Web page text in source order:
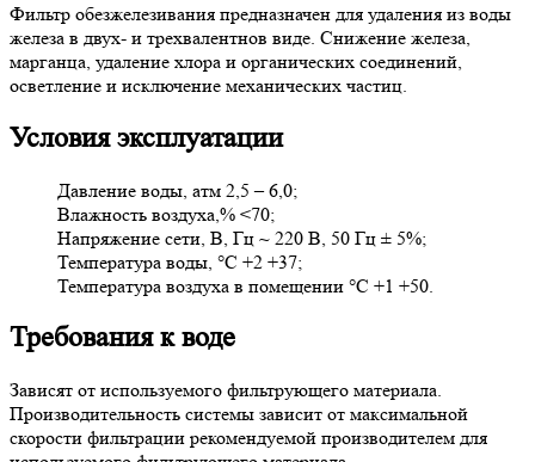
Фильтр обезжелезивания предназначен для удаления из воды
железа в двух- и трехвалентнов виде. Снижение железа,
марганца, удаление хлора и органических соединений,
осветление и исключение механических частиц.
Условия эксплуатации
Давление воды, атм 2,5 – 6,0;
Влажность воздуха,% <70;
Напряжение сети, В, Гц ~ 220 В, 50 Гц ± 5%;
Температура воды, °С +2 +37;
Температура воздуха в помещении °С +1 +50.
Требования к воде
Зависят от используемого фильтрующего материала.
Производительность системы зависит от максимальной
скорости фильтрации рекомендуемой производителем для